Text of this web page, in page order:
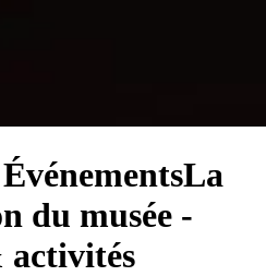
La
du musée -
activités